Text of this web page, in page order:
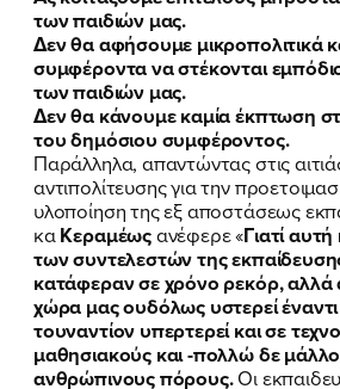
των παιδιών μας.
Δεν θα αφήσουμε μικροπολιτικά
συμφέροντα να στέκονται
των παιδιών μας.
Δεν θα κάνουμε καμία έκπτωση
του δημόσιου συμφέροντος.
Παράλληλα, απαντώντας στις
αντιπολίτευσης για την
υλοποίηση της εξ αποστάσεως
καΚεραμέωςανέφερε «Γιατί
των συντελεστών της
κατάφεραν σε χρόνο ρεκόρ, αλλά
χώρα μας ουδόλως υστερεί
τουναντίον υπερτερεί και σε
μαθησιακούς και -πολλώ δε
ανθρώπινους πόρους.Οι